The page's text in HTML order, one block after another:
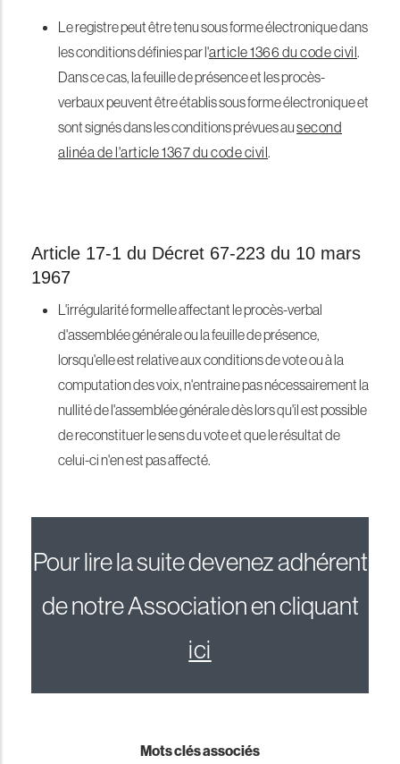
Le registre peut être tenu sous forme électronique dans
les conditions définies par l'article 1366 du code civil.
Dans ce cas, la feuille de présence et les procès-
verbaux peuvent être établis sous forme électronique et
sont signés dans les conditions prévues ausecond
alinéa de l'article 1367 du code civil.
Article 17-1 du Décret 67-223 du 10 mars
1967
L'irrégularité formelle affectant le procès-verbal
d'assemblée générale ou la feuille de présence,
lorsqu'elle est relative aux conditions de vote ou à la
computation des voix, n'entraine pas nécessairement la
nullité de l'assemblée générale dès lors qu'il est possible
de reconstituer le sens du vote et que le résultat de
celui-ci n'en est pas affecté.
Pour lire la suite devenez adhérent
de notre Association en cliquant
ici
Mots clés associés